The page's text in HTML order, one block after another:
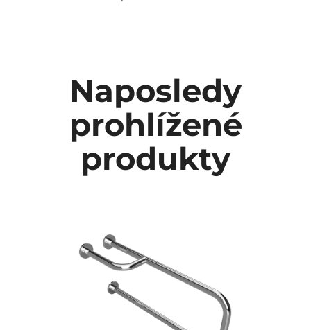
Naposledy
prohlížené
produkty